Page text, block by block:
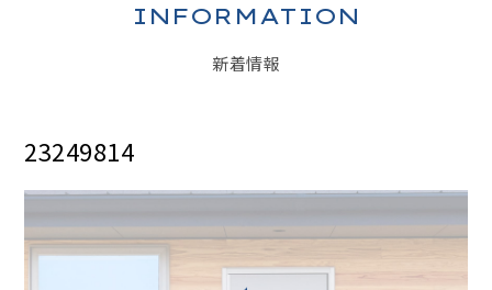
家づくりのコンセプト / CONCEPT
アフターサービス / AFTER SERVICE
施工事例 / DESIGN IMAGE
INFORMATION
新着情報
23249814